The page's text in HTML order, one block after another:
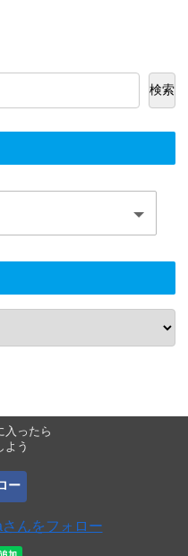
検索
入ったら
よう
ー
んをフォロー